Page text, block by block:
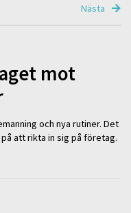
Nästa
mot
och nya rutiner. Det
att rikta in sig på företag.